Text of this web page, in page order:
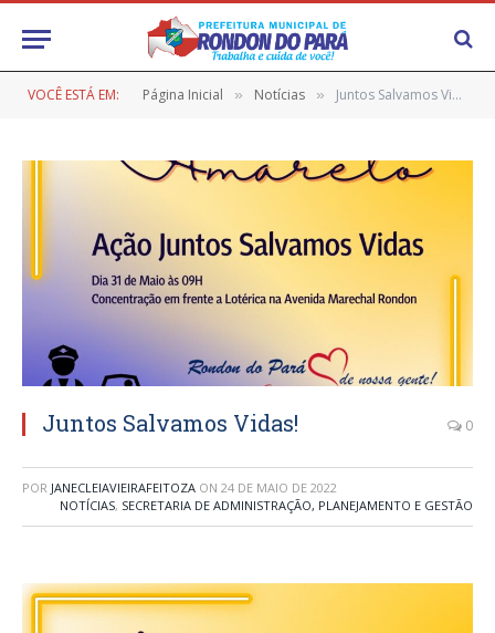
VOCÊ ESTÁ EM: Página Inicial » Notícias » Juntos Salvamos Vidas!
Juntos Salvamos Vidas! 0
POR JANECLEIAVIEIRAFEITOZA ON 24 DE MAIO DE 2022
NOTÍCIAS, SECRETARIA DE ADMINISTRAÇÃO, PLANEJAMENTO E GESTÃO